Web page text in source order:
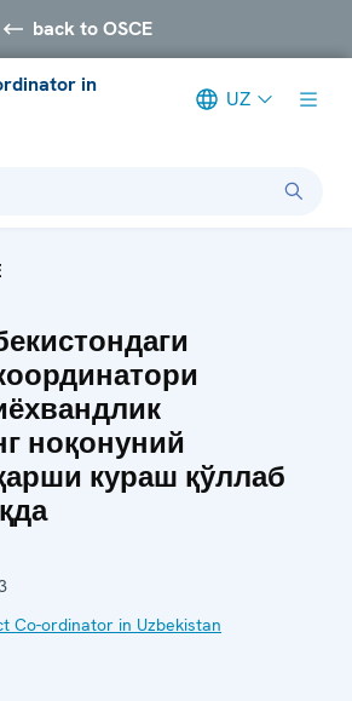
back to OSCE
in
UZ
ноқонуний
кураш қўллаб
Co-ordinator in Uzbekistan